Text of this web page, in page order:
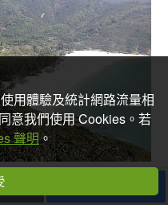
沙灘
用體驗及統計網路流量相
意我們使用 Cookies。若
聲明。